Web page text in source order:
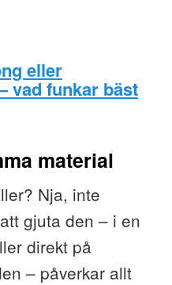
eller
vad funkar bäst
material
Nja, inte
gjuta den – i en
direkt på
– påverkar allt